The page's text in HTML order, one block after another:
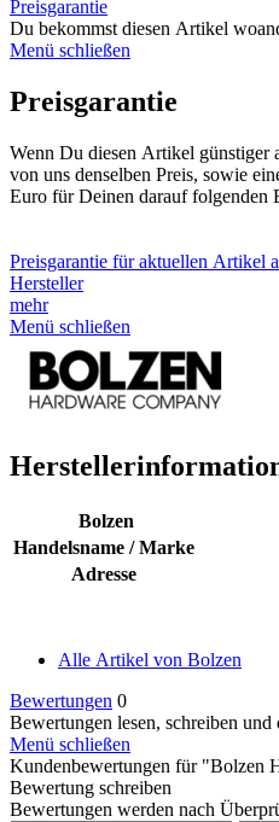
Preisgarantie
Du bekommst diesen Artikel
Menü schließen
Preisgarantie
Wenn Du diesen Artikel günstiger
von uns denselben Preis, sowie
Euro für Deinen darauf folgenden
Preisgarantie für aktuellen Artikel
Hersteller
mehr
Menü schließen
Bolzen
Handelsname / Marke
Adresse
Alle Artikel von Bolzen
Bewertungen 0
Bewertungen lesen, schreiben und
Menü schließen
Kundenbewertungen für "Bolzen
Bewertung schreiben
Bewertungen werden nach